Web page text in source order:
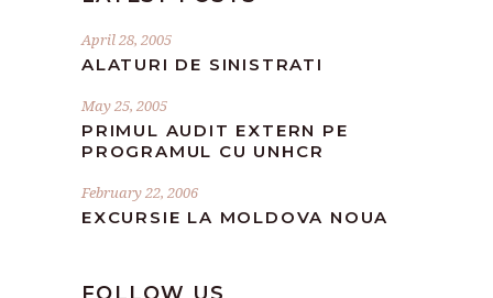
April 28, 2005
ALATURI DE SINISTRATI
May 25, 2005
PRIMUL AUDIT EXTERN PE
PROGRAMUL CU UNHCR
February 22, 2006
EXCURSIE LA MOLDOVA NOUA